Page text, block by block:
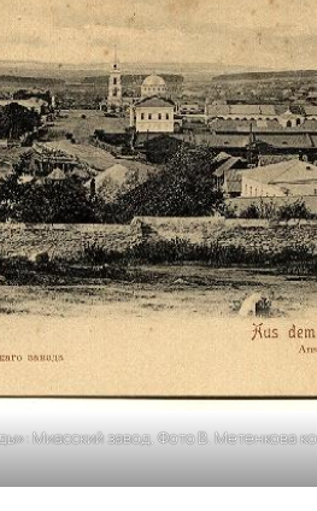
Миасский завод. Фото В. Метенкова